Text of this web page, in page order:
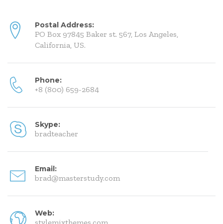
Postal Address:
PO Box 97845 Baker st. 567, Los Angeles,
California, US.
Phone:
+8 (800) 659-2684
Skype:
bradteacher
Email:
brad@masterstudy.com
Web: